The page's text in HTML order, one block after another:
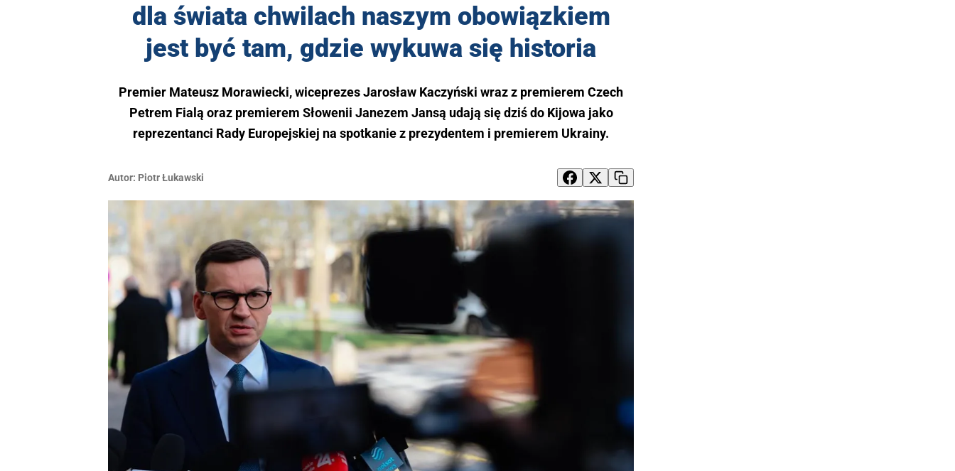
dla świata chwilach naszym obowiązkiem
jest być tam, gdzie wykuwa się historia
Premier Mateusz Morawiecki, wiceprezes Jarosław Kaczyński wraz z premierem Czech
Petrem Fialą oraz premierem Słowenii Janezem Jansą udają się dziś do Kijowa jako
reprezentanci Rady Europejskiej na spotkanie z prezydentem i premierem Ukrainy.
Autor: Piotr Łukawski